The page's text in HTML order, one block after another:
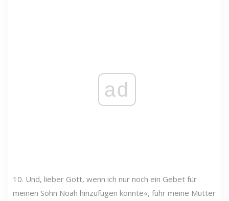
ad
10. Und, lieber Gott, wenn ich nur noch ein Gebet für
meinen Sohn Noah hinzufügen könnte«, fuhr meine Mutter